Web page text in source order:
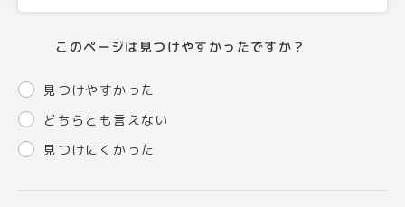
このページは見つけやすかったですか？
見つけやすかった
どちらとも言えない
見つけにくかった